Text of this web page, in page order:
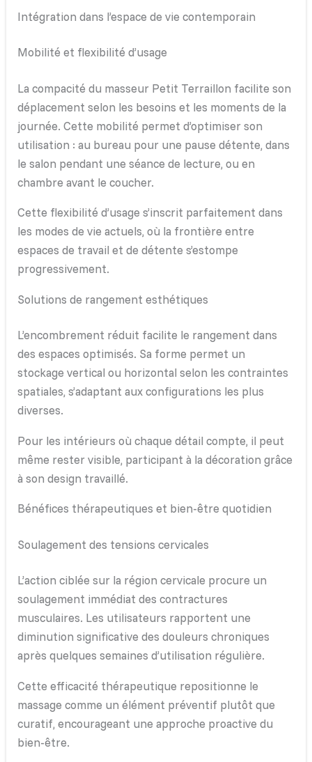
Intégration dans l’espace de vie contemporain
Mobilité et flexibilité d’usage
La compacité du masseur Petit Terraillon facilite son
déplacement selon les besoins et les moments de la
journée. Cette mobilité permet d’optimiser son
utilisation : au bureau pour une pause détente, dans
le salon pendant une séance de lecture, ou en
chambre avant le coucher.
Cette flexibilité d’usage s’inscrit parfaitement dans
les modes de vie actuels, où la frontière entre
espaces de travail et de détente s’estompe
progressivement.
Solutions de rangement esthétiques
L’encombrement réduit facilite le rangement dans
des espaces optimisés. Sa forme permet un
stockage vertical ou horizontal selon les contraintes
spatiales, s’adaptant aux configurations les plus
diverses.
Pour les intérieurs où chaque détail compte, il peut
même rester visible, participant à la décoration grâce
à son design travaillé.
Bénéfices thérapeutiques et bien-être quotidien
Soulagement des tensions cervicales
L’action ciblée sur la région cervicale procure un
soulagement immédiat des contractures
musculaires. Les utilisateurs rapportent une
diminution significative des douleurs chroniques
après quelques semaines d’utilisation régulière.
Cette efficacité thérapeutique repositionne le
massage comme un élément préventif plutôt que
curatif, encourageant une approche proactive du
bien-être.